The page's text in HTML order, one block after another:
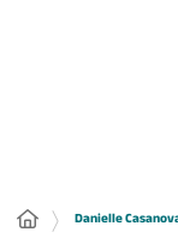
Danielle